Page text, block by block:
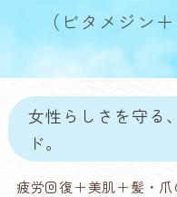
（ビタメジン
女性らしさを守る
ド。
疲労回復＋美肌＋髪・爪